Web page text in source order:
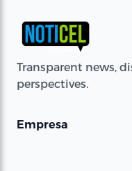
Transparent news,
perspectives.
Empresa